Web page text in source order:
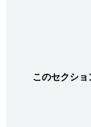
このセクシ